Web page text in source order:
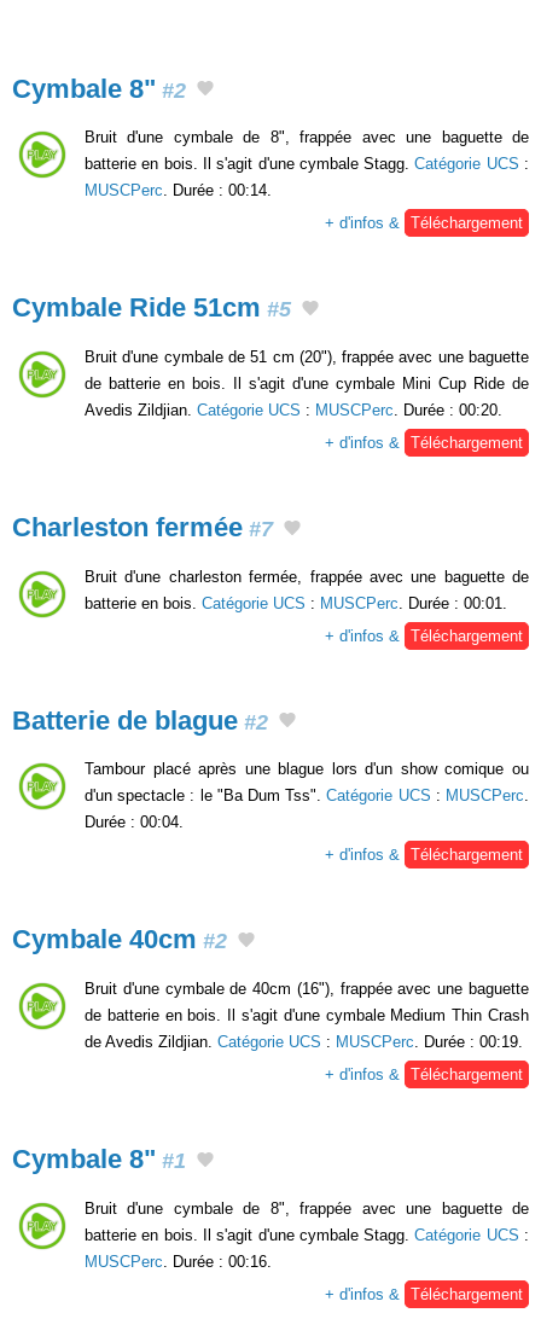
Cymbale 8" #2
Bruit d'une cymbale de 8", frappée avec une baguette de
batterie en bois. Il s'agit d'une cymbale Stagg.Catégorie UCS :
MUSCPerc. Durée : 00:14.
+ d'infos & Téléchargement
Cymbale Ride 51cm #5
Bruit d'une cymbale de 51 cm (20"), frappée avec une baguette
de batterie en bois. Il s'agit d'une cymbale Mini Cup Ride de
Avedis Zildjian. Catégorie UCS : MUSCPerc . Durée : 00:20.
+ d'infos &
Téléchargement
Charleston fermée #7
Bruit d'une charleston fermée, frappée avec une baguette de
batterie en bois. Catégorie UCS : MUSCPerc . Durée : 00:01.
+ d'infos &
Téléchargement
Batterie de blague #2
Tambour placé après une blague lors d'un show comique ou
d'un spectacle : le "Ba Dum Tss".Catégorie UCS : MUSCPerc.
Durée : 00:04.
+ d'infos & Téléchargement
Cymbale 40cm #2
Bruit d'une cymbale de 40cm (16"), frappée avec une baguette
de batterie en bois. Il s'agit d'une cymbale Medium Thin Crash
de Avedis Zildjian. Catégorie UCS : MUSCPerc . Durée : 00:19.
+ d'infos &
Téléchargement
Cymbale 8" #1
Bruit d'une cymbale de 8", frappée avec une baguette de
batterie en bois. Il s'agit d'une cymbale Stagg.Catégorie UCS :
MUSCPerc . Durée : 00:16.
+ d'infos &
Téléchargement